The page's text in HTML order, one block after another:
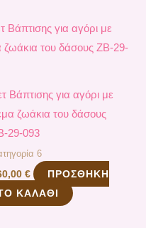
Βάπτισης για αγόρι με
ζωάκια του δάσους
29-093
6
€
ΠΡΟΣΘΉΚΗ
ΚΑΛΆΘΙ